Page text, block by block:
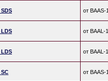
SDS от BAAS-
LDS от BAAL-
LDS от BAAL-
SC от BAAS-